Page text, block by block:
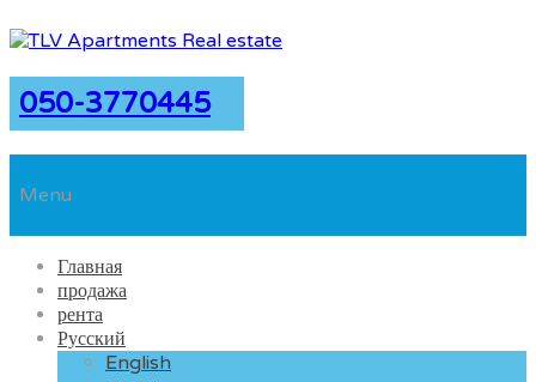
050-3770445
Menu
Главная
продажа
рента
Русский
English